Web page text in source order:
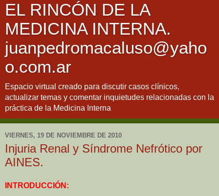
EL RINCÓN DE LA
MEDICINA INTERNA.
juanpedromacaluso@yaho
o.com.ar
Espacio virtual creado para discutir casos clínicos,
actualizar temas y comentar inquietudes relacionadas con la
práctica de la Medicina Interna
VIERNES, 19 DE NOVIEMBRE DE 2010
Injuria Renal y Síndrome Nefrótico por
AINES.
INTRODUCCIÓN: